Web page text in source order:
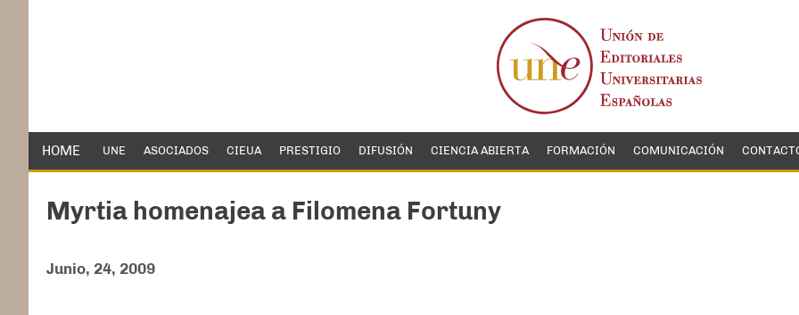
HOME UNE ASOCIADOS CIEUA PRESTIGIO DIFUSIÓN CIENCIA ABIERTA FORMACIÓN COMUNICACIÓN
Myrtia homenajea a Filomena Fortuny
Junio, 24, 2009